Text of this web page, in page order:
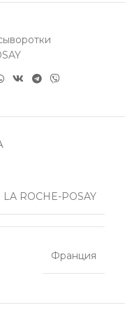
LA ROCHE-POSAY
Франция